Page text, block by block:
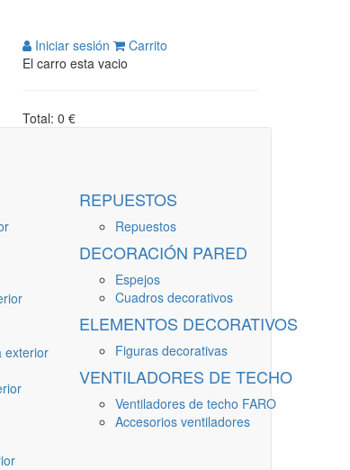
Iniciar sesión
Carrito
El carro esta vacio
Total: 0 €
exterior
REPUESTOS
Repuestos
DECORACIÓN PARED
Espejos
Cuadros decorativos
ELEMENTOS DECORATIVOS
Figuras decorativas
VENTILADORES DE TECHO
Ventiladores de techo FARO
Accesorios ventiladores